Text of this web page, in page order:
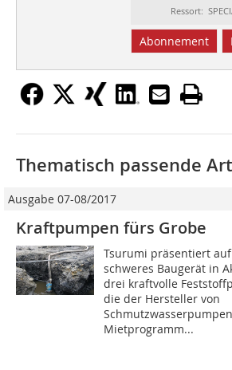
Ressort:
Abonnement
Thematisch passende
Ausgabe 07-08/2017
Kraftpumpen fürs Grobe
Tsurumi präsentiert
schweres Baugerät in
drei kraftvolle
die der Hersteller von
Mietprogramm...